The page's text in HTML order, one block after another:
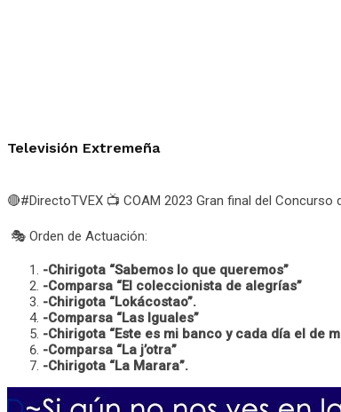
Televisión Extremeña
🔴#DirectoTVEX 📺 COAM 2023 Gran final del
🎭 Orden de Actuación:
-Chirigota “Sabemos lo que queremos”
-Comparsa “El coleccionista de alegrías”
-Chirigota “Lokácostao”.
-Comparsa “Las Iguales”
-Chirigota “Este es mi banco y cada día el de
-Comparsa “La j’otra”
-Chirigota “La Marara”.